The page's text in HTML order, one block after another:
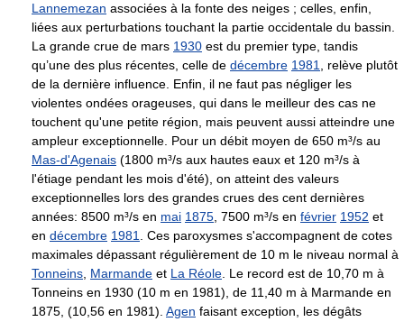
Lannemezan associées à la fonte des neiges ; celles, enfin,
liées aux perturbations touchant la partie occidentale du bassin.
La grande crue de mars 1930 est du premier type, tandis
qu’une des plus récentes, celle de décembre 1981, relève plutôt
de la dernière influence. Enfin, il ne faut pas négliger les
violentes ondées orageuses, qui dans le meilleur des cas ne
touchent qu'une petite région, mais peuvent aussi atteindre une
ampleur exceptionnelle. Pour un débit moyen de 650 m³/s au
Mas-d'Agenais (1800 m³/s aux hautes eaux et 120 m³/s à
l'étiage pendant les mois d'été), on atteint des valeurs
exceptionnelles lors des grandes crues des cent dernières
années: 8500 m³/s en mai 1875, 7500 m³/s en février 1952 et
en décembre 1981. Ces paroxysmes s'accompagnent de cotes
maximales dépassant régulièrement de 10 m le niveau normal à
Tonneins, Marmande et La Réole. Le record est de 10,70 m à
Tonneins en 1930 (10 m en 1981), de 11,40 m à Marmande en
1875, (10,56 en 1981). Agen faisant exception, les dégâts